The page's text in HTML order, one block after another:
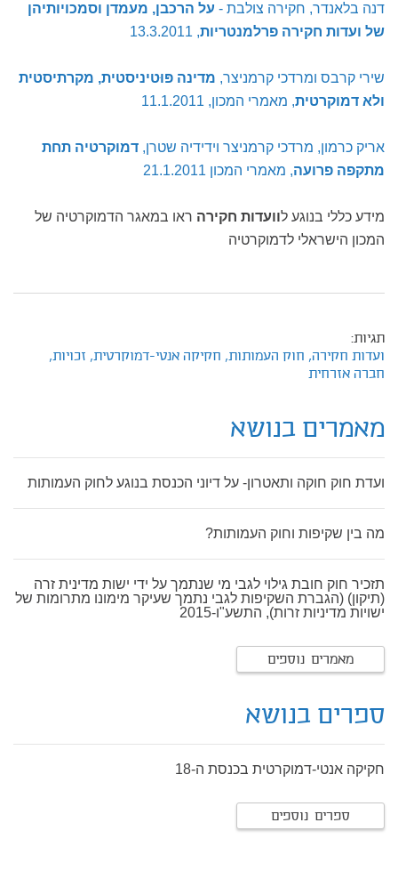
דנה בלאנדר, חקירה צולבת - על הרכבן, מעמדן וסמכויותיהן
של ועדות חקירה פרלמנטריות, 13.3.2011
שירי קרבס ומרדכי קרמניצר, מדינה פּוּטיניסטית, מקרתיסטית
ולא דמוקרטית, מאמרי המכון, 11.1.2011
אריק כרמון, מרדכי קרמניצר וידידיה שטרן, דמוקרטיה תחת
מתקפה פרועה, מאמרי המכון 21.1.2011
מידע כללי בנוגע לוועדות חקירה ראו במאגר הדמוקרטיה של
המכון הישראלי לדמוקרטיה
תגיות:
ועדות חקירה, חוק העמותות, חקיקה אנטי-דמוקרטית, זכויות,
חברה אזרחית
מאמרים בנושא
ועדת חוק חוקה ותאטרון- על דיוני הכנסת בנוגע לחוק העמותות
מה בין שקיפות וחוק העמותות?
תזכיר חוק חובת גילוי לגבי מי שנתמך על ידי ישות מדינית זרה
(תיקון) (הגברת השקיפות לגבי נתמך שעיקר מימונו מתרומות של
ישויות מדיניות זרות), התשע"ו-2015
מאמרים נוספים
ספרים בנושא
חקיקה אנטי-דמוקרטית בכנסת ה-18
ספרים נוספים